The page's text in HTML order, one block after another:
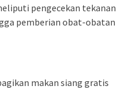
pengecekan tekanan
pemberian obat-obatan
makan siang gratis